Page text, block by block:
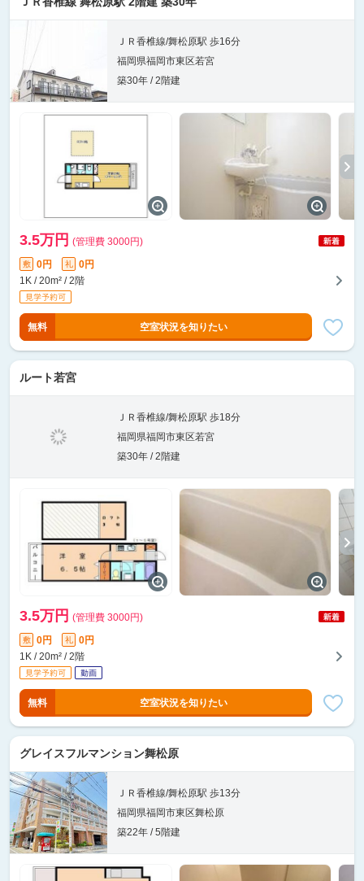
ＪＲ香椎線/舞松原駅 歩16分
福岡県福岡市東区若宮
築30年 / 2階建
3.5万円 (管理費 3000円)
敷 0円 礼
0円
1K / 20m² / 2階
無料 空室状況を知りたい
ルート若宮
ＪＲ香椎線/舞松原駅 歩18分
福岡県福岡市東区若宮
築30年 / 2階建
3.5万円 (管理費 3000円)
敷 0円 礼
0円
1K / 20m² / 2階
無料 空室状況を知りたい
グレイスフルマンション舞松原
ＪＲ香椎線/舞松原駅 歩13分
福岡県福岡市東区舞松原
築22年 / 5階建